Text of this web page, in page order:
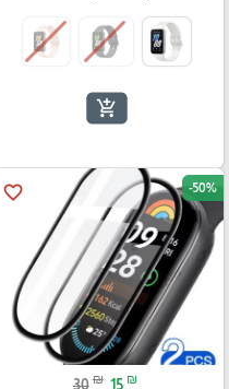
add_shopping_cart
favorite_border -50%
30 ₪ 15 ₪